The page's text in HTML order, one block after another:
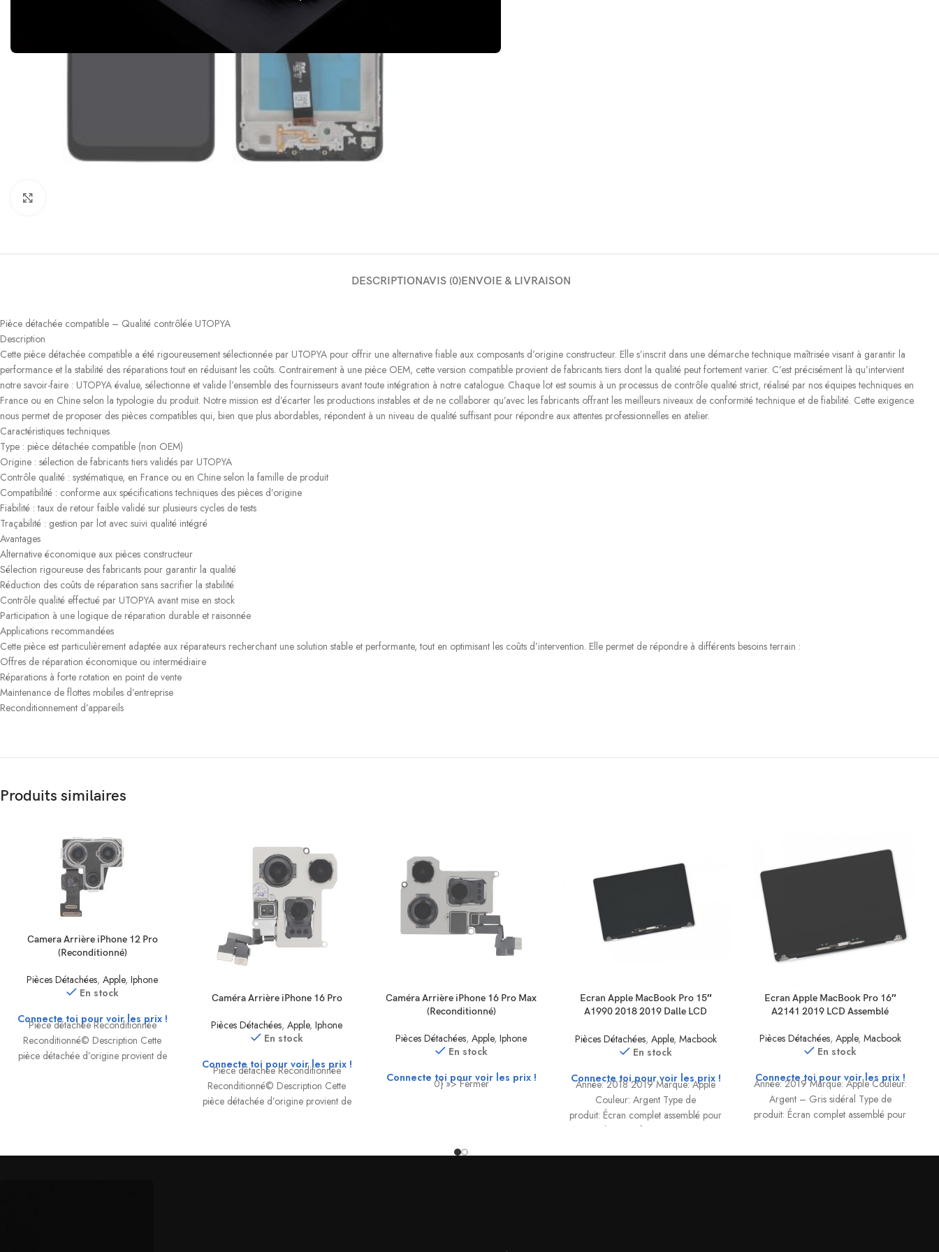
DESCRIPTIONAVIS (0)ENVOIE & LIVRAISON
Pièce détachée compatible – Qualité contrôlée UTOPYA
Description
Cette pièce détachée compatible a été rigoureusement sélectionnée par UTOPYA pour offrir une alternative fiable aux composants d’origine constructeur. Elle s’inscrit dans une démarche technique maîtrisée visant à garantir la
performance et la stabilité des réparations tout en réduisant les coûts. Contrairement à une pièce OEM, cette version compatible provient de fabricants tiers dont la qualité peut fortement varier. C’est précisément là qu’intervient
notre savoir-faire : UTOPYA évalue, sélectionne et valide l’ensemble des fournisseurs avant toute intégration à notre catalogue. Chaque lot est soumis à un processus de contrôle qualité strict, réalisé par nos équipes techniques en
France ou en Chine selon la typologie du produit. Notre mission est d’écarter les productions instables et de ne collaborer qu’avec les fabricants offrant les meilleurs niveaux de conformité technique et de fiabilité. Cette exigence
nous permet de proposer des pièces compatibles qui, bien que plus abordables, répondent à un niveau de qualité suffisant pour répondre aux attentes professionnelles en atelier.
Caractéristiques techniques
Type : pièce détachée compatible (non OEM)
Origine : sélection de fabricants tiers validés par UTOPYA
Contrôle qualité : systématique, en France ou en Chine selon la famille de produit
Compatibilité : conforme aux spécifications techniques des pièces d’origine
Fiabilité : taux de retour faible validé sur plusieurs cycles de tests
Traçabilité : gestion par lot avec suivi qualité intégré
Avantages
Alternative économique aux pièces constructeur
Sélection rigoureuse des fabricants pour garantir la qualité
Réduction des coûts de réparation sans sacrifier la stabilité
Contrôle qualité effectué par UTOPYA avant mise en stock
Participation à une logique de réparation durable et raisonnée
Applications recommandées
Cette pièce est particulièrement adaptée aux réparateurs recherchant une solution stable et performante, tout en optimisant les coûts d’intervention. Elle permet de répondre à différents besoins terrain :
Offres de réparation économique ou intermédiaire
Réparations à forte rotation en point de vente
Maintenance de flottes mobiles d’entreprise
Reconditionnement d’appareils
Produits similaires
Camera Arrière iPhone 12 Pro
(Reconditionné)
Pièces Détachées, Apple, Iphone
En stock
Connecte toi pour voir les prix !
Pièce détachée Reconditionnée
Reconditionné© Description Cette
pièce détachée d’origine provient de
Caméra Arrière iPhone 16 Pro
Pièces Détachées, Apple, Iphone
En stock
Connecte toi pour voir les prix !
Pièce détachée Reconditionnée
Reconditionné© Description Cette
pièce détachée d’origine provient de
Caméra Arrière iPhone 16 Pro Max
(Reconditionné)
Pièces Détachées, Apple, Iphone
En stock
Connecte toi pour voir les prix !
0} »> Fermer
Ecran Apple MacBook Pro 15″
A1990 2018 2019 Dalle LCD
Pièces Détachées, Apple, Macbook
En stock
Connecte toi pour voir les prix !
Année: 2018 2019 Marque: Apple
Couleur: Argent Type de
produit: Écran complet assemblé pour
MacBook Pro Référence: 661-10355
Ecran Apple MacBook Pro 16″
A2141 2019 LCD Assemblé
Pièces Détachées, Apple, Macbook
En stock
Connecte toi pour voir les prix !
Année: 2019 Marque: Apple Couleur:
Argent – Gris sidéral Type de
produit: Écran complet assemblé pour